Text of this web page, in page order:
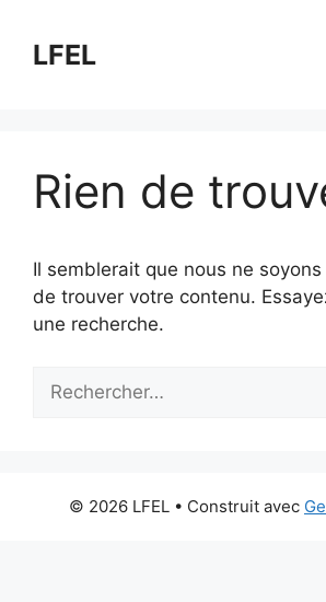
contenu
LFEL
Rien de
Il semblerait que nous ne
de trouver votre contenu.
une recherche.
© 2026 LFEL • Construit avec